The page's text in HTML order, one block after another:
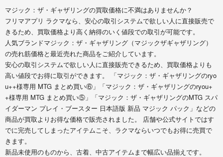
マジック：ザ・ギャザリングの買取価格に不満はありませんか？
フリマアプリ ラクマなら、安心の取引システムで欲しい人に直接販売で
きるため、買取価格より高く納得のいく値段での取引が可能です。
人気ブランドマジック：ザ・ギャザリング（マジックザギャザリング）
の売れ筋価格と最近売れた商品をご紹介しています。
安心の取引システムで欲しい人に直接販売できるため、買取価格よりも
高い値段でお得に取引ができます。 「マジック：ザ・ギャザリングのryo
u++様専用 MTG まとめ買い⑥」「マジック：ザ・ギャザリングのryou+
+様専用 MTG まとめ買い⑤」「マジック：ザ・ギャザリングのMTG スパ
イダーマン プレイ・ブースター 日本語版 新品 マジック パック」などの
商品が買取よりお得な価格で販売されました。 店舗や公式サイトではす
でに完売してしまったアイテムこそ、ラクマならいつでもお得に売買で
きます。
新品未使用のものから、古着、中古アイテムまで幅広い品揃えです。